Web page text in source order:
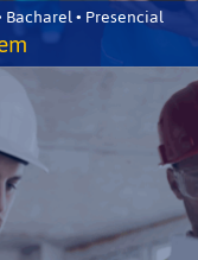
Bacharel • Presencial